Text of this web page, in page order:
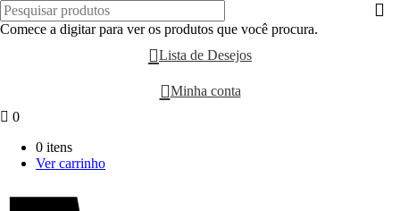
Comece a digitar para ver os produtos que você procura.
Lista de Desejos
Minha conta
0
0 itens
Ver carrinho